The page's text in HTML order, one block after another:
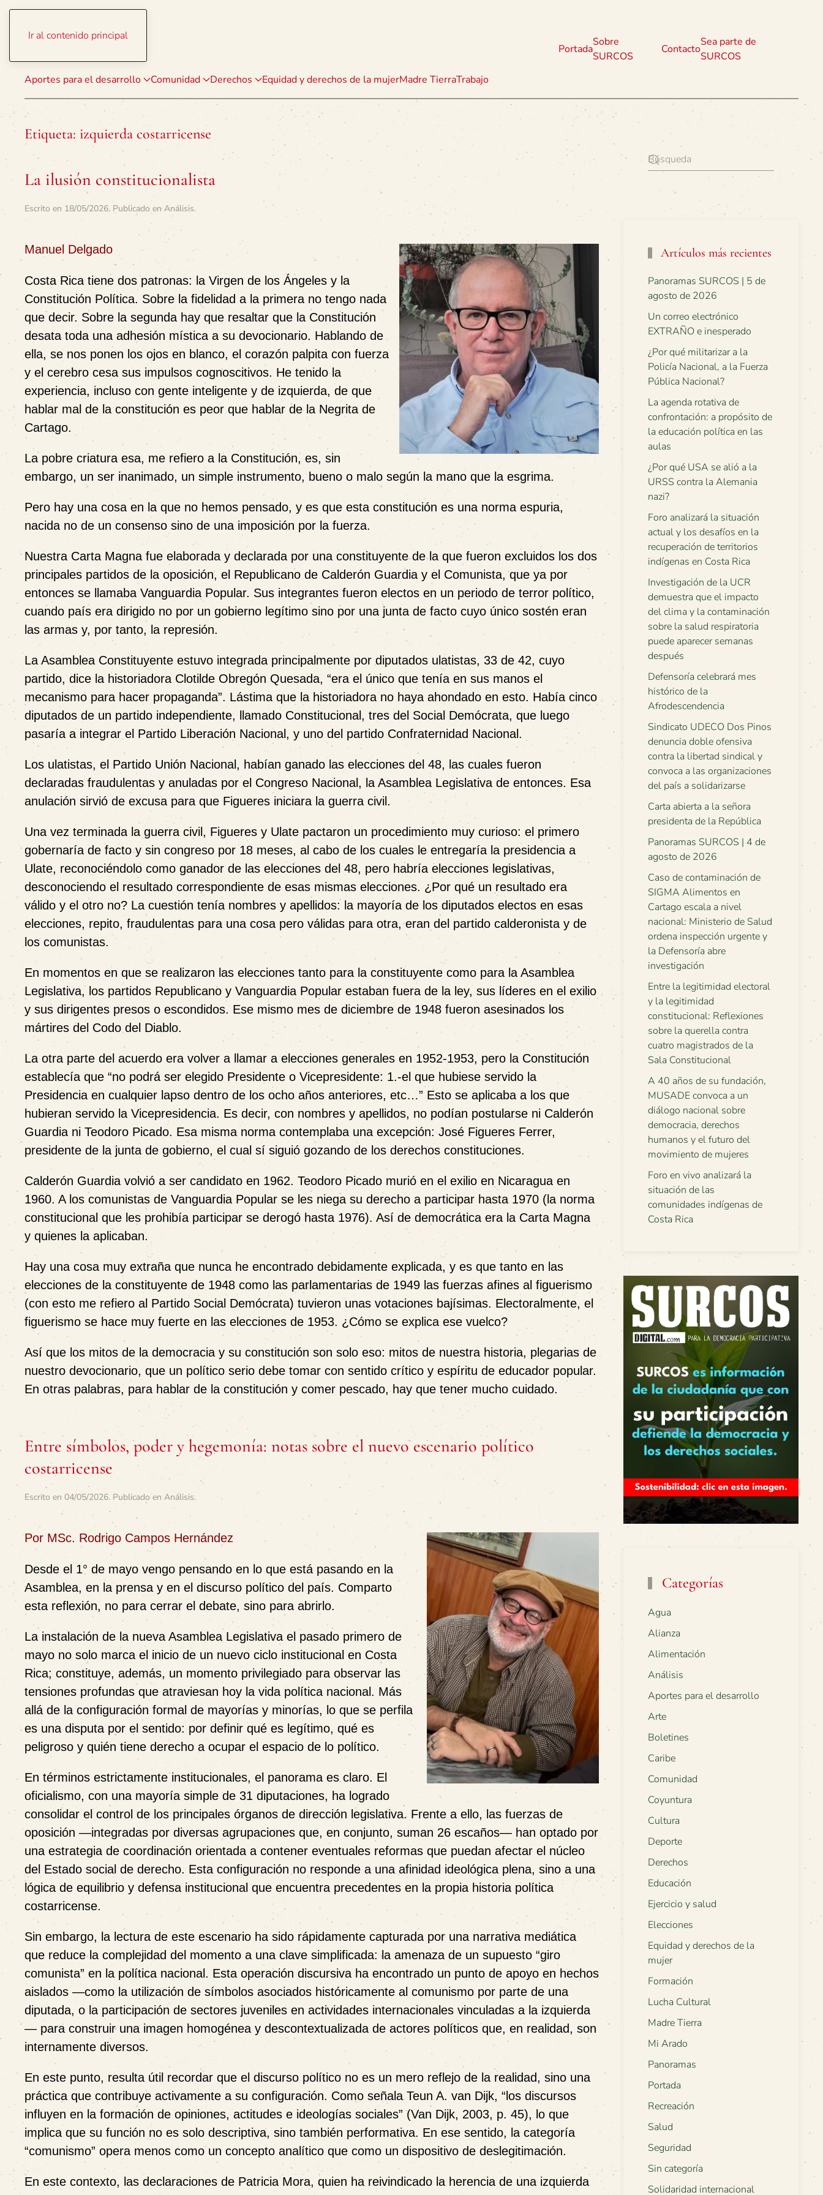
Ir al contenido principal
Aportes para el desarrollo Comunidad Derechos Equidad y derechos de la mujerMadre TierraTrabajo
Portada
Sobre
SURCOS
Contacto
Sea parte de
SURCOS
Etiqueta: izquierda costarricense
La ilusión constitucionalista
Escrito en 18/05/2026. Publicado en Análisis.
Manuel Delgado
Costa Rica tiene dos patronas: la Virgen de los Ángeles y la
Constitución Política. Sobre la fidelidad a la primera no tengo nada
que decir. Sobre la segunda hay que resaltar que la Constitución
desata toda una adhesión mística a su devocionario. Hablando de
ella, se nos ponen los ojos en blanco, el corazón palpita con fuerza
y el cerebro cesa sus impulsos cognoscitivos. He tenido la
experiencia, incluso con gente inteligente y de izquierda, de que
hablar mal de la constitución es peor que hablar de la Negrita de
Cartago.
La pobre criatura esa, me refiero a la Constitución, es, sin
embargo, un ser inanimado, un simple instrumento, bueno o malo según la mano que la esgrima.
Pero hay una cosa en la que no hemos pensado, y es que esta constitución es una norma espuria,
nacida no de un consenso sino de una imposición por la fuerza.
Nuestra Carta Magna fue elaborada y declarada por una constituyente de la que fueron excluidos los dos
principales partidos de la oposición, el Republicano de Calderón Guardia y el Comunista, que ya por
entonces se llamaba Vanguardia Popular. Sus integrantes fueron electos en un periodo de terror político,
cuando país era dirigido no por un gobierno legítimo sino por una junta de facto cuyo único sostén eran
las armas y, por tanto, la represión.
La Asamblea Constituyente estuvo integrada principalmente por diputados ulatistas, 33 de 42, cuyo
partido, dice la historiadora Clotilde Obregón Quesada, “era el único que tenía en sus manos el
mecanismo para hacer propaganda”. Lástima que la historiadora no haya ahondado en esto. Había cinco
diputados de un partido independiente, llamado Constitucional, tres del Social Demócrata, que luego
pasaría a integrar el Partido Liberación Nacional, y uno del partido Confraternidad Nacional.
Los ulatistas, el Partido Unión Nacional, habían ganado las elecciones del 48, las cuales fueron
declaradas fraudulentas y anuladas por el Congreso Nacional, la Asamblea Legislativa de entonces. Esa
anulación sirvió de excusa para que Figueres iniciara la guerra civil.
Una vez terminada la guerra civil, Figueres y Ulate pactaron un procedimiento muy curioso: el primero
gobernaría de facto y sin congreso por 18 meses, al cabo de los cuales le entregaría la presidencia a
Ulate, reconociéndolo como ganador de las elecciones del 48, pero habría elecciones legislativas,
desconociendo el resultado correspondiente de esas mismas elecciones. ¿Por qué un resultado era
válido y el otro no? La cuestión tenía nombres y apellidos: la mayoría de los diputados electos en esas
elecciones, repito, fraudulentas para una cosa pero válidas para otra, eran del partido calderonista y de
los comunistas.
En momentos en que se realizaron las elecciones tanto para la constituyente como para la Asamblea
Legislativa, los partidos Republicano y Vanguardia Popular estaban fuera de la ley, sus líderes en el exilio
y sus dirigentes presos o escondidos. Ese mismo mes de diciembre de 1948 fueron asesinados los
mártires del Codo del Diablo.
La otra parte del acuerdo era volver a llamar a elecciones generales en 1952-1953, pero la Constitución
establecía que “no podrá ser elegido Presidente o Vicepresidente: 1.-el que hubiese servido la
Presidencia en cualquier lapso dentro de los ocho años anteriores, etc…” Esto se aplicaba a los que
hubieran servido la Vicepresidencia. Es decir, con nombres y apellidos, no podían postularse ni Calderón
Guardia ni Teodoro Picado. Esa misma norma contemplaba una excepción: José Figueres Ferrer,
presidente de la junta de gobierno, el cual sí siguió gozando de los derechos constituciones.
Calderón Guardia volvió a ser candidato en 1962. Teodoro Picado murió en el exilio en Nicaragua en
1960. A los comunistas de Vanguardia Popular se les niega su derecho a participar hasta 1970 (la norma
constitucional que les prohibía participar se derogó hasta 1976). Así de democrática era la Carta Magna
y quienes la aplicaban.
Hay una cosa muy extraña que nunca he encontrado debidamente explicada, y es que tanto en las
elecciones de la constituyente de 1948 como las parlamentarias de 1949 las fuerzas afines al figuerismo
(con esto me refiero al Partido Social Demócrata) tuvieron unas votaciones bajísimas. Electoralmente, el
figuerismo se hace muy fuerte en las elecciones de 1953. ¿Cómo se explica ese vuelco?
Así que los mitos de la democracia y su constitución son solo eso: mitos de nuestra historia, plegarias de
nuestro devocionario, que un político serio debe tomar con sentido crítico y espíritu de educador popular.
En otras palabras, para hablar de la constitución y comer pescado, hay que tener mucho cuidado.
Entre símbolos, poder y hegemonía: notas sobre el nuevo escenario político
costarricense
Escrito en 04/05/2026. Publicado en Análisis.
Por MSc. Rodrigo Campos Hernández
Desde el 1° de mayo vengo pensando en lo que está pasando en la
Asamblea, en la prensa y en el discurso político del país. Comparto
esta reflexión, no para cerrar el debate, sino para abrirlo.
La instalación de la nueva Asamblea Legislativa el pasado primero de
mayo no solo marca el inicio de un nuevo ciclo institucional en Costa
Rica; constituye, además, un momento privilegiado para observar las
tensiones profundas que atraviesan hoy la vida política nacional. Más
allá de la configuración formal de mayorías y minorías, lo que se perfila
es una disputa por el sentido: por definir qué es legítimo, qué es
peligroso y quién tiene derecho a ocupar el espacio de lo político.
En términos estrictamente institucionales, el panorama es claro. El
oficialismo, con una mayoría simple de 31 diputaciones, ha logrado
consolidar el control de los principales órganos de dirección legislativa. Frente a ello, las fuerzas de
oposición —integradas por diversas agrupaciones que, en conjunto, suman 26 escaños— han optado por
una estrategia de coordinación orientada a contener eventuales reformas que puedan afectar el núcleo
del Estado social de derecho. Esta configuración no responde a una afinidad ideológica plena, sino a una
lógica de equilibrio y defensa institucional que encuentra precedentes en la propia historia política
costarricense.
Sin embargo, la lectura de este escenario ha sido rápidamente capturada por una narrativa mediática
que reduce la complejidad del momento a una clave simplificada: la amenaza de un supuesto “giro
comunista” en la política nacional. Esta operación discursiva ha encontrado un punto de apoyo en hechos
aislados —como la utilización de símbolos asociados históricamente al comunismo por parte de una
diputada, o la participación de sectores juveniles en actividades internacionales vinculadas a la izquierda
— para construir una imagen homogénea y descontextualizada de actores políticos que, en realidad, son
internamente diversos.
En este punto, resulta útil recordar que el discurso político no es un mero reflejo de la realidad, sino una
práctica que contribuye activamente a su configuración. Como señala Teun A. van Dijk, “los discursos
influyen en la formación de opiniones, actitudes e ideologías sociales” (Van Dijk, 2003, p. 45), lo que
implica que su función no es solo descriptiva, sino también performativa. En ese sentido, la categoría
“comunismo” opera menos como un concepto analítico que como un dispositivo de deslegitimación.
En este contexto, las declaraciones de Patricia Mora, quien ha reivindicado la herencia de una izquierda
Artículos más recientes
Panoramas SURCOS | 5 de
agosto de 2026
Un correo electrónico
EXTRAÑO e inesperado
¿Por qué militarizar a la
Policía Nacional, a la Fuerza
Pública Nacional?
La agenda rotativa de
confrontación: a propósito de
la educación política en las
aulas
¿Por qué USA se alió a la
URSS contra la Alemania
nazi?
Foro analizará la situación
actual y los desafíos en la
recuperación de territorios
indígenas en Costa Rica
Investigación de la UCR
demuestra que el impacto
del clima y la contaminación
sobre la salud respiratoria
puede aparecer semanas
después
Defensoría celebrará mes
histórico de la
Afrodescendencia
Sindicato UDECO Dos Pinos
denuncia doble ofensiva
contra la libertad sindical y
convoca a las organizaciones
del país a solidarizarse
Carta abierta a la señora
presidenta de la República
Panoramas SURCOS | 4 de
agosto de 2026
Caso de contaminación de
SIGMA Alimentos en
Cartago escala a nivel
nacional: Ministerio de Salud
ordena inspección urgente y
la Defensoría abre
investigación
Entre la legitimidad electoral
y la legitimidad
constitucional: Reflexiones
sobre la querella contra
cuatro magistrados de la
Sala Constitucional
A 40 años de su fundación,
MUSADE convoca a un
diálogo nacional sobre
democracia, derechos
humanos y el futuro del
movimiento de mujeres
Foro en vivo analizará la
situación de las
comunidades indígenas de
Costa Rica
Categorías
Agua
Alianza
Alimentación
Análisis
Aportes para el desarrollo
Arte
Boletines
Caribe
Comunidad
Coyuntura
Cultura
Deporte
Derechos
Educación
Ejercicio y salud
Elecciones
Equidad y derechos de la
mujer
Formación
Lucha Cultural
Madre Tierra
Mi Arado
Panoramas
Portada
Recreación
Salud
Seguridad
Sin categoría
Solidaridad internacional